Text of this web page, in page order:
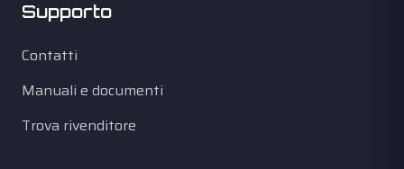
Supporto
Contatti
Manuali e documenti
Trova rivenditore